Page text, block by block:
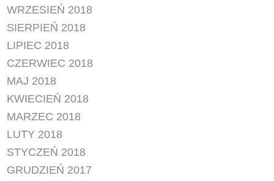
WRZESIEŃ 2018
SIERPIEŃ 2018
LIPIEC 2018
CZERWIEC 2018
MAJ 2018
KWIECIEŃ 2018
MARZEC 2018
LUTY 2018
STYCZEŃ 2018
GRUDZIEŃ 2017